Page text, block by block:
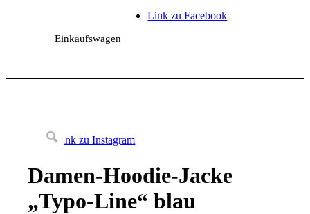
Einkaufswagen
Link zu Facebook
Link zu Instagram
Damen-Hoodie-Jacke
„Typo-Line“ blau